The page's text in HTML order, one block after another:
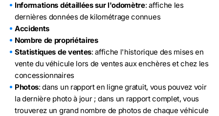
Informations détaillées sur l'odomètre: affiche les
dernières données de kilométrage connues
Accidents
Nombre de propriétaires
Statistiques de ventes: affiche l'historique des mises en
vente du véhicule lors de ventes aux enchères et chez les
concessionnaires
Photos: dans un rapport en ligne gratuit, vous pouvez voir
la dernière photo à jour ; dans un rapport complet, vous
trouverez un grand nombre de photos de chaque véhicule